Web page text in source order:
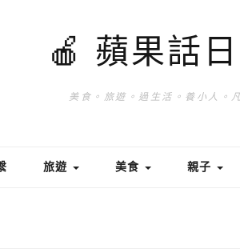
🍎 蘋果話
美食。旅遊。過生活。養小人。
旅遊 美食 親子